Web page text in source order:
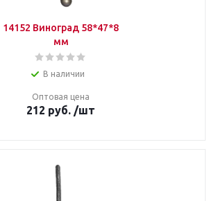
14152 Виноград 58*47*8
мм
В наличии
Оптовая цена
212 руб. /шт